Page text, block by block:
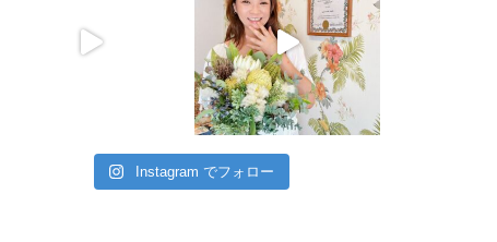
Instagram でフォロー